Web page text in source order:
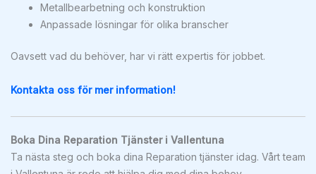
Metallbearbetning och konstruktion
Anpassade lösningar för olika branscher
Oavsett vad du behöver, har vi rätt expertis för jobbet.
Kontakta oss för mer information!
Boka Dina Reparation Tjänster i Vallentuna
Ta nästa steg och boka dina Reparation tjänster idag. Vårt team